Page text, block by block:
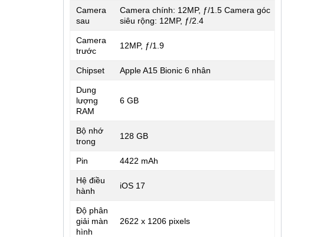
Camera
sau
Camera chính: 12MP, ƒ/1.5 Camera góc
siêu rộng: 12MP, ƒ/2.4
Camera
trước
12MP, ƒ/1.9
Chipset Apple A15 Bionic 6 nhân
Dung
lượng
RAM
6 GB
Bộ nhớ
trong
128 GB
Pin 4422 mAh
Hệ điều
hành
iOS 17
Độ phân
giải màn
hình
2622 x 1206 pixels